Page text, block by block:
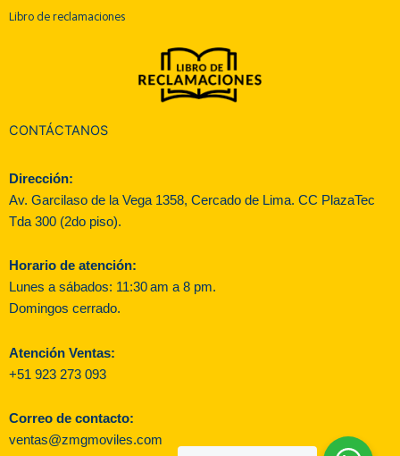
Libro de reclamaciones
CONTÁCTANOS
Dirección:
Av. Garcilaso de la Vega 1358, Cercado de Lima. CC PlazaTec
Tda 300 (2do piso).
Horario de atención:
Lunes a sábados: 11:30 am a 8 pm.
Domingos cerrado.
Atención Ventas:
+51 923 273 093
Correo de contacto:
ventas@zmgmoviles.com